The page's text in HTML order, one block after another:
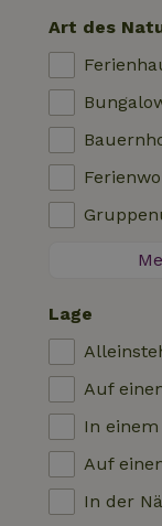
Garten
Internet
Ofen
Grill
Heizung
Art des
Tiny
Landhaus
Chalet
Villa
Glamping
Lage
Auf
In
Auf
In der